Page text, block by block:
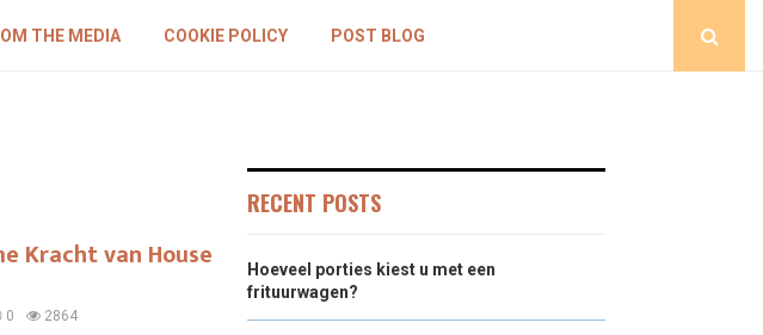
THE MEDIA COOKIE POLICY POST BLOG
Kracht van House
0 2864
RECENT POSTS
Hoeveel porties kiest u met een
frituurwagen?